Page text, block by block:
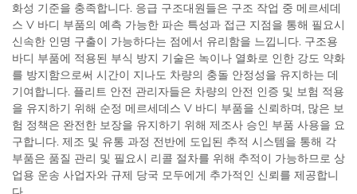
화성 기준을 충족합니다. 응급 구조대원들은 구조 작업 중 메르세데
스 V 바디 부품의 예측 가능한 파손 특성과 접근 지점을 통해 필요시
신속한 인명 구출이 가능하다는 점에서 유리함을 느낍니다. 구조용
바디 부품에 적용된 부식 방지 기술은 녹이나 열화로 인한 강도 약화
를 방지함으로써 시간이 지나도 차량의 충돌 안정성을 유지하는 데
기여합니다. 플리트 안전 관리자들은 차량의 안전 인증 및 보험 적용
을 유지하기 위해 순정 메르세데스 V 바디 부품을 신뢰하며, 많은 보
험 정책은 완전한 보장을 유지하기 위해 제조사 승인 부품 사용을 요
구합니다. 제조 및 유통 과정 전반에 도입된 추적 시스템을 통해 각
부품은 품질 관리 및 필요시 리콜 절차를 위해 추적이 가능하므로 상
업용 운송 사업자와 규제 당국 모두에게 추가적인 신뢰를 제공합니